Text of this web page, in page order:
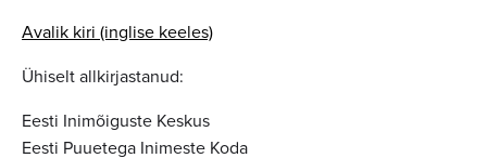
Avalik kiri (inglise keeles)
Ühiselt allkirjastanud:
Eesti Inimõiguste Keskus
Eesti Puuetega Inimeste Koda